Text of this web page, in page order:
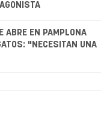
ABRE EN PAMPLONA
"NECESITAN UNA